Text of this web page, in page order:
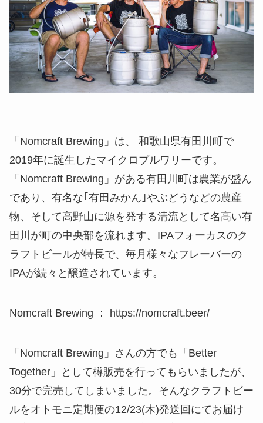
「Nomcraft Brewing」は、 和歌山県有田川町で
2019年に誕生したマイクロブルワリーです。
「Nomcraft Brewing」がある有田川町は農業が盛ん
であり、有名な｢有田みかん｣やぶどうなどの農産
物、そして高野山に源を発する清流として名高い有
田川が町の中央部を流れます。IPAフォーカスのク
ラフトビールが特長で、毎月様々なフレーバーの
IPAが続々と醸造されています。
Nomcraft Brewing ： https://nomcraft.beer/
「Nomcraft Brewing」さんの方でも「Better
Together」として樽販売を行ってもらいましたが、
30分で完売してしまいました。そんなクラフトビー
ルをオトモニ定期便の12/23(木)発送回にてお届け